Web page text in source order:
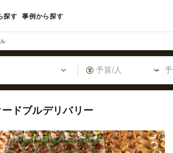
探す 事例から探す
ドブルデリバリー